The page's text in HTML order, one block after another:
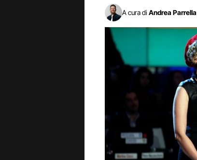
A cura di Andrea Parrella